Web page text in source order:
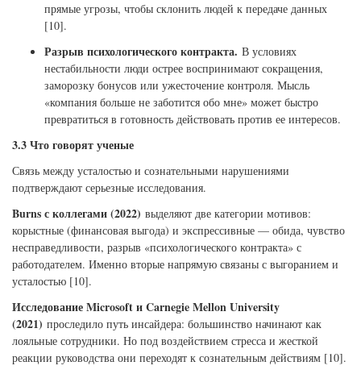
прямые угрозы, чтобы склонить людей к передаче данных
[10].
Разрыв психологического контракта. В условиях
нестабильности люди острее воспринимают сокращения,
заморозку бонусов или ужесточение контроля. Мысль
«компания больше не заботится обо мне» может быстро
превратиться в готовность действовать против ее интересов.
3.3 Что говорят ученые
Связь между усталостью и сознательными нарушениями
подтверждают серьезные исследования.
Burns с коллегами (2022) выделяют две категории мотивов:
корыстные (финансовая выгода) и экспрессивные — обида, чувство
несправедливости, разрыв «психологического контракта» с
работодателем. Именно вторые напрямую связаны с выгоранием и
усталостью [10].
Исследование Microsoft и Carnegie Mellon University
(2021) проследило путь инсайдера: большинство начинают как
лояльные сотрудники. Но под воздействием стресса и жесткой
реакции руководства они переходят к сознательным действиям [10].